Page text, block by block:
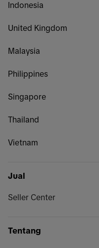
Indonesia
United Kingdom
Malaysia
Philippines
Singapore
Thailand
Vietnam
Jual
Seller Center
Tentang